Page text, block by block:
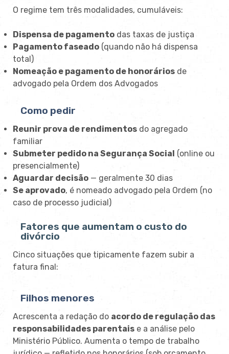
O regime tem três modalidades, cumuláveis:
Dispensa de pagamento das taxas de justiça
Pagamento faseado (quando não há dispensa
total)
Nomeação e pagamento de honorários de
advogado pela Ordem dos Advogados
Como pedir
Reunir prova de rendimentos do agregado
familiar
Submeter pedido na Segurança Social (online ou
presencialmente)
Aguardar decisão — geralmente 30 dias
Se aprovado, é nomeado advogado pela Ordem (no
caso de processo judicial)
Fatores que aumentam o custo do
divórcio
Cinco situações que tipicamente fazem subir a
fatura final:
Filhos menores
Acrescenta a redação do acordo de regulação das
responsabilidades parentais e a análise pelo
Ministério Público. Aumenta o tempo de trabalho